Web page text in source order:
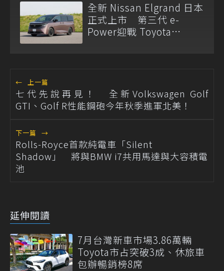
全新 Nissan Elgrand 日本
正式上市 第三代 e-
Power迎戰 Toyota
← 上一篇
七代先說再見！ 全新Volkswagen Golf
GTI、Golf R性能鋼砲今年秋季進軍北美！
下一篇 →
Rolls-Royce首款純電車「Silent
Shadow」 將與BMW i7共用馬達與大容積電
池
延伸閱讀
7月台灣新車市場3.86萬輛
Toyota市占突破3成、休旅車
包辦暢銷榜8席